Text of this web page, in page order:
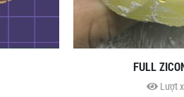
FULL
Lượt